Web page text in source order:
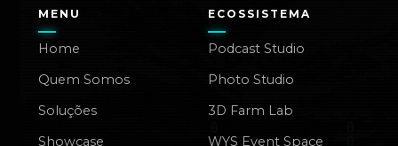
MENU
Home
Quem Somos
Soluções
Showcase
ECOSSISTEMA
Podcast Studio
Photo Studio
3D Farm Lab
WYS Event Space